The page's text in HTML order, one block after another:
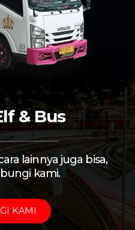
& Bus
lainnya juga bisa,
kami.
KAMI